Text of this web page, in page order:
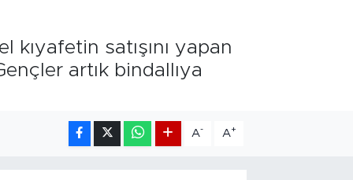
satışını yapan
artık bindallıya
A- A+